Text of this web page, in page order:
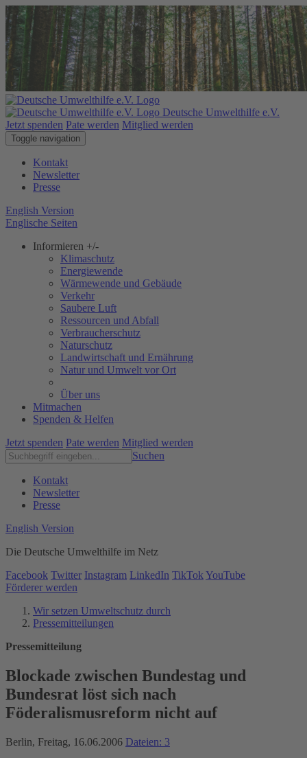
Deutsche Umwelthilfe e.V.
Jetzt spenden Pate werden Mitglied werden
Toggle navigation
Kontakt
Newsletter
Presse
English Version
Englische Seiten
Informieren +/-
Klimaschutz
Energiewende
Wärmewende und Gebäude
Verkehr
Saubere Luft
Ressourcen und Abfall
Verbraucherschutz
Naturschutz
Landwirtschaft und Ernährung
Natur und Umwelt vor Ort
Über uns
Mitmachen
Spenden & Helfen
Jetzt spenden Pate werden Mitglied werden
Suchen
Kontakt
Newsletter
Presse
English Version
Die Deutsche Umwelthilfe im Netz
Facebook Twitter Instagram LinkedIn TikTok YouTube
Förderer werden
Wir setzen Umweltschutz durch
Pressemitteilungen
Pressemitteilung
Blockade zwischen Bundestag und
Bundesrat löst sich nach
Föderalismusreform nicht auf
Berlin, Freitag, 16.06.2006 Dateien: 3